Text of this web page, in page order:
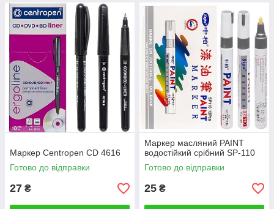
Маркер Centropen CD 4616
Готово до відправки
27 ₴
Маркер масляний PAINT
водостійкий срібний SP-110
Готово до відправки
25 ₴